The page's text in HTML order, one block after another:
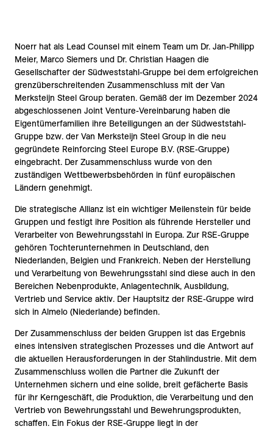
Noerr hat als Lead Counsel mit einem Team um Dr. Jan-Philipp
Meier, Marco Siemers und Dr. Christian Haagen die
Gesellschafter der Südweststahl-Gruppe bei dem erfolgreichen
grenzüberschreitenden Zusammenschluss mit der Van
Merksteijn Steel Group beraten. Gemäß der im Dezember 2024
abgeschlossenen Joint Venture-Vereinbarung haben die
Eigentümerfamilien ihre Beteiligungen an der Südweststahl-
Gruppe bzw. der Van Merksteijn Steel Group in die neu
gegründete Reinforcing Steel Europe B.V. (RSE-Gruppe)
eingebracht. Der Zusammenschluss wurde von den
zuständigen Wettbewerbsbehörden in fünf europäischen
Ländern genehmigt.
Die strategische Allianz ist ein wichtiger Meilenstein für beide
Gruppen und festigt ihre Position als führende Hersteller und
Verarbeiter von Bewehrungsstahl in Europa. Zur RSE-Gruppe
gehören Tochterunternehmen in Deutschland, den
Niederlanden, Belgien und Frankreich. Neben der Herstellung
und Verarbeitung von Bewehrungsstahl sind diese auch in den
Bereichen Nebenprodukte, Anlagentechnik, Ausbildung,
Vertrieb und Service aktiv. Der Hauptsitz der RSE-Gruppe wird
sich in Almelo (Niederlande) befinden.
Der Zusammenschluss der beiden Gruppen ist das Ergebnis
eines intensiven strategischen Prozesses und die Antwort auf
die aktuellen Herausforderungen in der Stahlindustrie. Mit dem
Zusammenschluss wollen die Partner die Zukunft der
Unternehmen sichern und eine solide, breit gefächerte Basis
für ihr Kerngeschäft, die Produktion, die Verarbeitung und den
Vertrieb von Bewehrungsstahl und Bewehrungsprodukten,
schaffen. Ein Fokus der RSE-Gruppe liegt in der